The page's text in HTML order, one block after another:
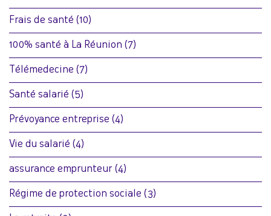
Frais de santé (10)
100% santé à La Réunion (7)
Télémedecine (7)
Santé salarié (5)
Prévoyance entreprise (4)
Vie du salarié (4)
assurance emprunteur (4)
Régime de protection sociale (3)